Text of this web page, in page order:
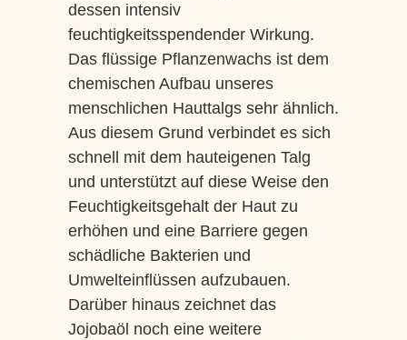
dessen intensiv
feuchtigkeitsspendender Wirkung.
Das flüssige Pflanzenwachs ist dem
chemischen Aufbau unseres
menschlichen Hauttalgs sehr ähnlich.
Aus diesem Grund verbindet es sich
schnell mit dem hauteigenen Talg
und unterstützt auf diese Weise den
Feuchtigkeitsgehalt der Haut zu
erhöhen und eine Barriere gegen
schädliche Bakterien und
Umwelteinflüssen aufzubauen.
Darüber hinaus zeichnet das
Jojobaöl noch eine weitere